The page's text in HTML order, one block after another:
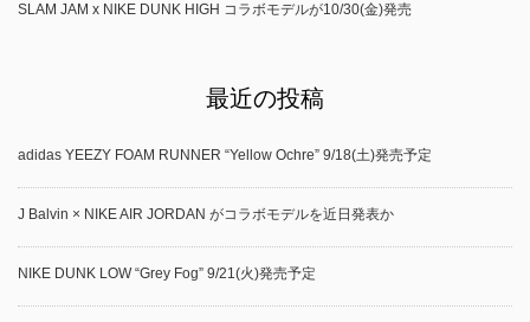
SLAM JAM x NIKE DUNK HIGH コラボモデルが10/30(金)発売
最近の投稿
adidas YEEZY FOAM RUNNER “Yellow Ochre” 9/18(土)発売予定
J Balvin × NIKE AIR JORDAN がコラボモデルを近日発表か
NIKE DUNK LOW “Grey Fog” 9/21(火)発売予定